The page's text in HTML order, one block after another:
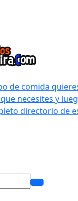
de comida
necesites y
directorio de